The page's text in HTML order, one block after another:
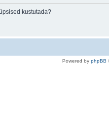
kustutada?
Powered by phpBB